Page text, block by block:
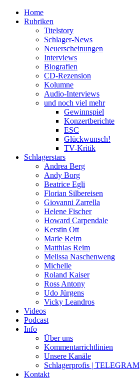
Home
Rubriken
Titelstory
Schlager-News
Neuerscheinungen
Interviews
Biografien
CD-Rezension
Kolumne
Audio-Interviews
und noch viel mehr
Gewinnspiel
Konzertberichte
ESC
Glückwunsch!
TV-Kritik
Schlagerstars
Andrea Berg
Andy Borg
Beatrice Egli
Florian Silbereisen
Giovanni Zarrella
Helene Fischer
Howard Carpendale
Kerstin Ott
Marie Reim
Matthias Reim
Melissa Naschenweng
Michelle
Roland Kaiser
Ross Antony
Udo Jürgens
Vicky Leandros
Videos
Podcast
Info
Über uns
Kommentarrichtlinien
Unsere Kanäle
Schlagerprofis | TELEGRAM
Kontakt